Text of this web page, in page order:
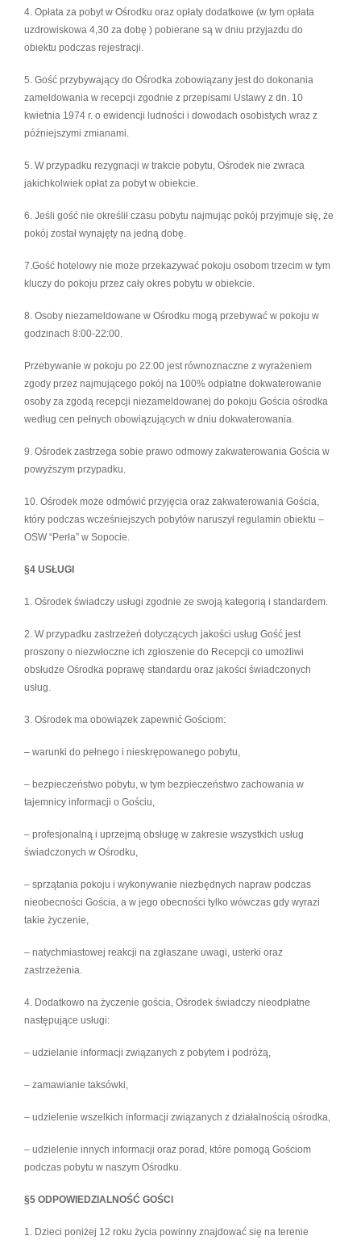
4. Opłata za pobyt w Ośrodku oraz opłaty dodatkowe (w tym opłata
uzdrowiskowa 4,30 za dobę ) pobierane są w dniu przyjazdu do
obiektu podczas rejestracji.
5. Gość przybywający do Ośrodka zobowiązany jest do dokonania
zameldowania w recepcji zgodnie z przepisami Ustawy z dn. 10
kwietnia 1974 r. o ewidencji ludności i dowodach osobistych wraz z
późniejszymi zmianami.
5. W przypadku rezygnacji w trakcie pobytu, Ośrodek nie zwraca
jakichkolwiek opłat za pobyt w obiekcie.
6. Jeśli gość nie określił czasu pobytu najmując pokój przyjmuje się, że
pokój został wynajęty na jedną dobę.
7.Gość hotelowy nie może przekazywać pokoju osobom trzecim w tym
kluczy do pokoju przez cały okres pobytu w obiekcie.
8. Osoby niezameldowane w Ośrodku mogą przebywać w pokoju w
godzinach 8:00-22:00.
Przebywanie w pokoju po 22:00 jest równoznaczne z wyrażeniem
zgody przez najmującego pokój na 100% odpłatne dokwaterowanie
osoby za zgodą recepcji niezameldowanej do pokoju Gościa ośrodka
według cen pełnych obowiązujących w dniu dokwaterowania.
9. Ośrodek zastrzega sobie prawo odmowy zakwaterowania Gościa w
powyższym przypadku.
10. Ośrodek może odmówić przyjęcia oraz zakwaterowania Gościa,
który podczas wcześniejszych pobytów naruszył regulamin obiektu –
OSW “Perła” w Sopocie.
§4 USŁUGI
1. Ośrodek świadczy usługi zgodnie ze swoją kategorią i standardem.
2. W przypadku zastrzeżeń dotyczących jakości usług Gość jest
proszony o niezwłoczne ich zgłoszenie do Recepcji co umożliwi
obsłudze Ośrodka poprawę standardu oraz jakości świadczonych
usług.
3. Ośrodek ma obowiązek zapewnić Gościom:
– warunki do pełnego i nieskrępowanego pobytu,
– bezpieczeństwo pobytu, w tym bezpieczeństwo zachowania w
tajemnicy informacji o Gościu,
– profesjonalną i uprzejmą obsługę w zakresie wszystkich usług
świadczonych w Ośrodku,
– sprzątania pokoju i wykonywanie niezbędnych napraw podczas
nieobecności Gościa, a w jego obecności tylko wówczas gdy wyrazi
takie życzenie,
– natychmiastowej reakcji na zgłaszane uwagi, usterki oraz
zastrzeżenia.
4. Dodatkowo na życzenie gościa, Ośrodek świadczy nieodpłatne
następujące usługi:
– udzielanie informacji związanych z pobytem i podróżą,
– zamawianie taksówki,
– udzielenie wszelkich informacji związanych z działalnością ośrodka,
– udzielenie innych informacji oraz porad, które pomogą Gościom
podczas pobytu w naszym Ośrodku.
§5 ODPOWIEDZIALNOŚĆ GOŚCI
1. Dzieci poniżej 12 roku życia powinny znajdować się na terenie